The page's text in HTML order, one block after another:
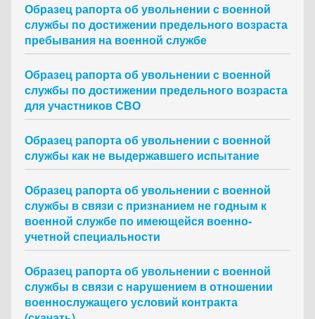
Образец рапорта об увольнении с военной
службы по достижении предельного возраста
пребывания на военной службе
Образец рапорта об увольнении с военной
службы по достижении предельного возраста
для участников СВО
Образец рапорта об увольнении с военной
службы как не выдержавшего испытание
Образец рапорта об увольнении с военной
службы в связи с признанием не годным к
военной службе по имеющейся военно-
учетной специальности
Образец рапорта об увольнении с военной
службы в связи с нарушением в отношении
военнослужащего условий контракта